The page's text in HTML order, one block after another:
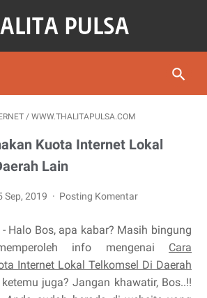
/ WWW.THALITAPULSA.COM
Kuota Internet Lokal
Lain
Sep, 2019 Posting Komentar
- Halo Bos, apa kabar? Masih bingung
info mengenai Cara
Internet Lokal Telkomsel Di Daerah
juga? Jangan khawatir, Bos..!!